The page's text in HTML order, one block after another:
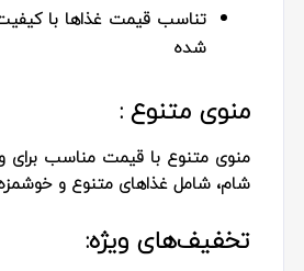
تناسب قیمت غذاها با
شده
منوی متنوع :
منوی متنوع با قیمت مناسب برای
شام، شامل غذاهای متنوع و
تخفیف‌های ویژه: